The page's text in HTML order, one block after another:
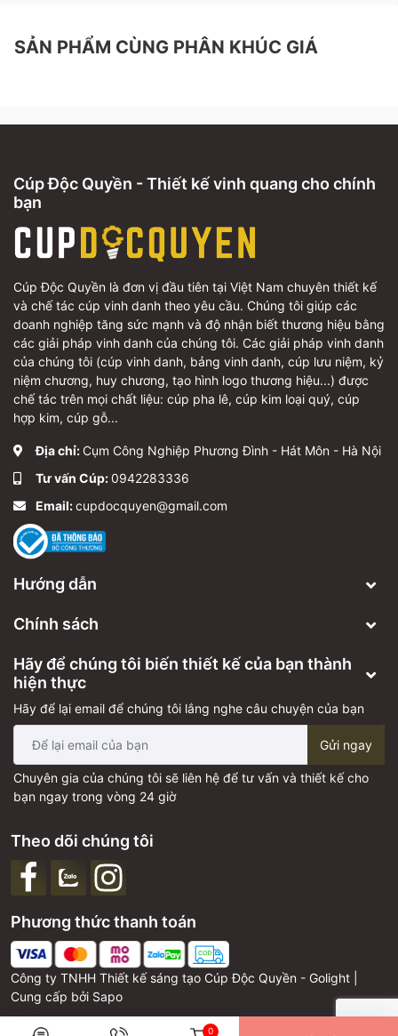
SẢN PHẨM CÙNG PHÂN KHÚC GIÁ
Cúp Độc Quyền - Thiết kế vinh quang cho chính
bạn
Cúp Độc Quyền là đơn vị đầu tiên tại Việt Nam chuyên thiết kế
và chế tác cúp vinh danh theo yêu cầu. Chúng tôi giúp các
doanh nghiệp tăng sức mạnh và độ nhận biết thương hiệu bằng
các giải pháp vinh danh của chúng tôi. Các giải pháp vinh danh
của chúng tôi (cúp vinh danh, bảng vinh danh, cúp lưu niệm, kỷ
niệm chương, huy chương, tạo hình logo thương hiệu...) được
chế tác trên mọi chất liệu: cúp pha lê, cúp kim loại quý, cúp
hợp kim, cúp gỗ...
Địa chỉ: Cụm Công Nghiệp Phương Đình - Hát Môn - Hà Nội
Tư vấn Cúp:0942283336
Email:cupdocquyen@gmail.com
Hướng dẫn
Chính sách
Hãy để chúng tôi biến thiết kế của bạn thành
hiện thực
Hãy để lại email để chúng tôi lắng nghe câu chuyện của bạn
Gửi ngay
Chuyên gia của chúng tôi sẽ liên hệ để tư vấn và thiết kế cho
bạn ngay trong vòng 24 giờ
Công ty TNHH Thiết kế sáng tạo Cúp Độc Quyền - Golight |
Cung cấp bởi Sapo
Phương thức thanh toán
Theo dõi chúng tôi
0